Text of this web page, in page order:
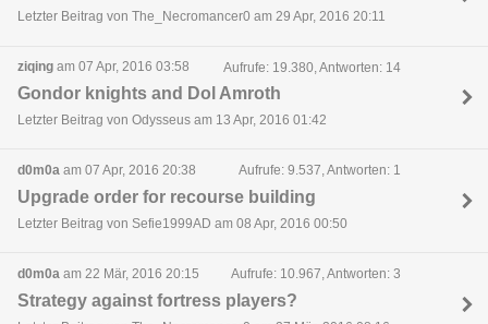
Letzter Beitrag von The_Necromancer0 am 29 Apr, 2016 20:11
ziqing am 07 Apr, 2016 03:58 Aufrufe: 19.380, Antworten: 14
Gondor knights and Dol Amroth
Letzter Beitrag von Odysseus am 13 Apr, 2016 01:42
d0m0a am 07 Apr, 2016 20:38 Aufrufe: 9.537, Antworten: 1
Upgrade order for recourse building
Letzter Beitrag von Sefie1999AD am 08 Apr, 2016 00:50
d0m0a am 22 Mär, 2016 20:15 Aufrufe: 10.967, Antworten: 3
Strategy against fortress players?